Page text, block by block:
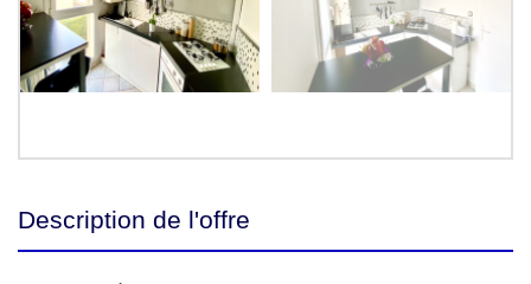
Description de l'offre